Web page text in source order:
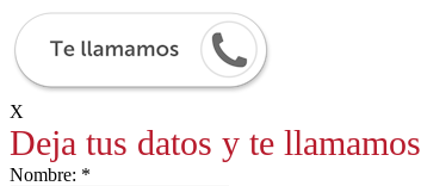
X
Deja tus datos y te llamamos
Nombre: *